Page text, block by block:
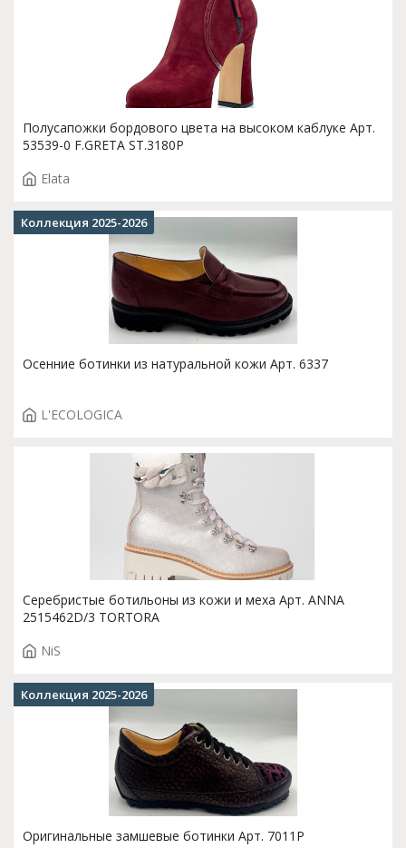
Полусапожки бордового цвета на высоком каблуке Арт.
53539-0 F.GRETA ST.3180P
Elata
Осенние ботинки из натуральной кожи Арт. 6337
L'ECOLOGICA
Коллекция 2025-2026
Серебристые ботильоны из кожи и меха Арт. ANNA
2515462D/3 TORTORA
NiS
Оригинальные замшевые ботинки Арт. 7011P
Коллекция 2025-2026